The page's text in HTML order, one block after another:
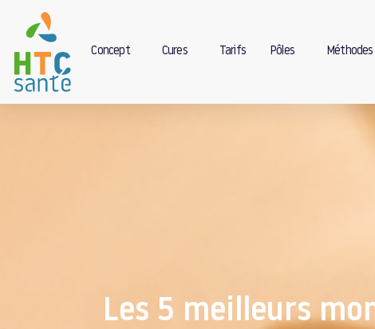
Concept Cures Tarifs Pôles Méthodes
Les 5 meilleurs